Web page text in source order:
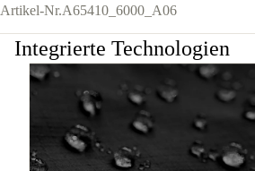
Artikel-Nr.A65410_6000_A06
Integrierte Technologien